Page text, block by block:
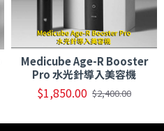
Medicube Age-R Booster
Pro 水光針導入美容機
$1,850.00 $2,400.00